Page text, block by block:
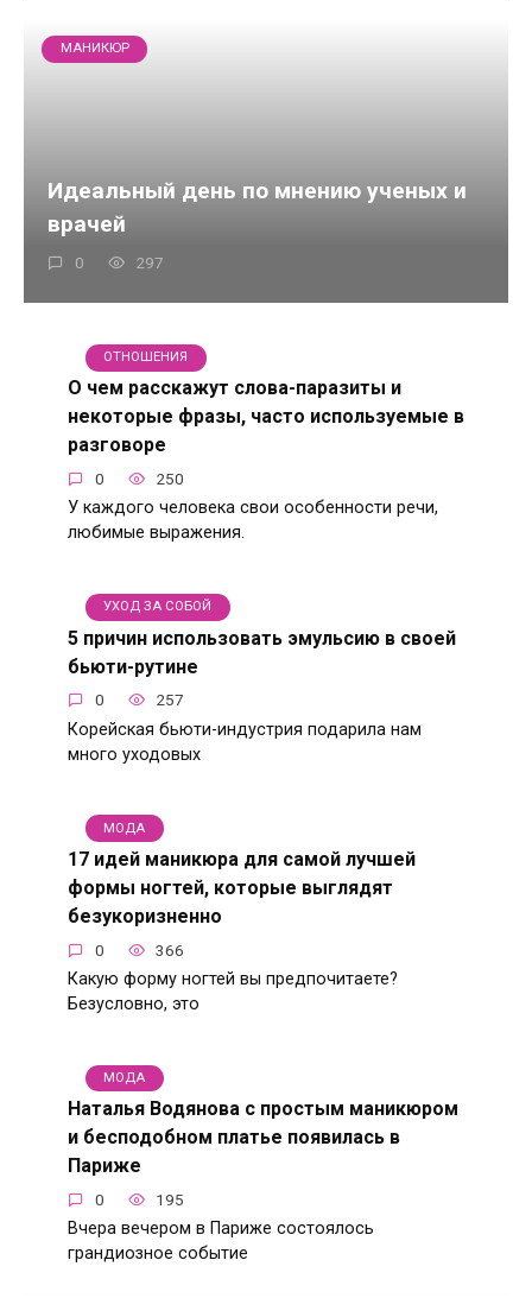
МАНИКЮР
Идеальный день по мнению ученых и
врачей
0 297
ОТНОШЕНИЯ
О чем расскажут слова-паразиты и
некоторые фразы, часто используемые в
разговоре
0 250
У каждого человека свои особенности речи,
любимые выражения.
УХОД ЗА СОБОЙ
5 причин использовать эмульсию в своей
бьюти-рутине
0 257
Корейская бьюти-индустрия подарила нам
много уходовых
МОДА
17 идей маникюра для самой лучшей
формы ногтей, которые выглядят
безукоризненно
0 366
Какую форму ногтей вы предпочитаете?
Безусловно, это
МОДА
Наталья Водянова с простым маникюром
и бесподобном платье появилась в
Париже
0 195
Вчера вечером в Париже состоялось
грандиозное событие